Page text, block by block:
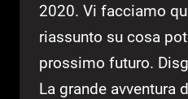
2020. Vi facciamo
riassunto su cosa
prossimo futuro.
La grande avventura